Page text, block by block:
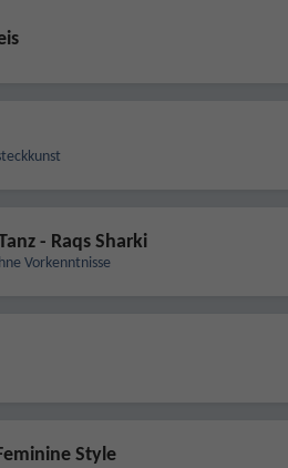
- Raqs Sharki
Vorkenntnisse
Style